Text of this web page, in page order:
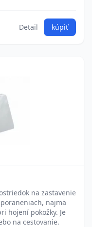
Detail kúpiť
na zastavenie
najmä
hojení pokožky. Je
na cestovanie.